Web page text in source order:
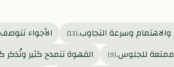
وسرعة التجاوب.(
13
) الأجواء
وممتعة للجلوس.(
9
) القهوة تنمدح كثير وتُذكر